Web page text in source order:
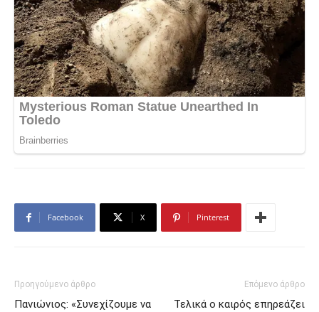
Facebook X Pinterest
Προηγούμενο άρθρο
Πανιώνιος: «Συνεχίζουμε να
Επόμενο άρθρο
Τελικά ο καιρός επηρεάζει